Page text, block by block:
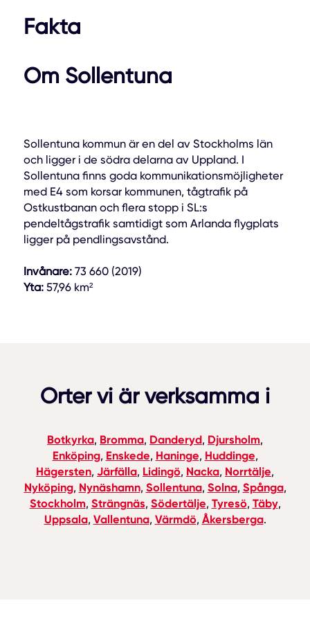
Fakta
Om Sollentuna
Sollentuna kommun är en del av Stockholms län
och ligger i de södra delarna av Uppland. I
Sollentuna finns goda kommunikationsmöjligheter
med E4 som korsar kommunen, tågtrafik på
Ostkustbanan och flera stopp i SL:s
pendeltågstrafik samtidigt som Arlanda flygplats
ligger på pendlingsavstånd.
Invånare:73 660 (2019)
Yta:57,96 km²
Orter vi är verksamma i
Botkyrka, Bromma, Danderyd, Djursholm,
Enköping, Enskede, Haninge, Huddinge,
Hägersten, Järfälla, Lidingö, Nacka, Norrtälje,
Nyköping, Nynäshamn, Sollentuna, Solna, Spånga,
Stockholm, Strängnäs, Södertälje, Tyresö, Täby,
Uppsala, Vallentuna, Värmdö, Åkersberga.